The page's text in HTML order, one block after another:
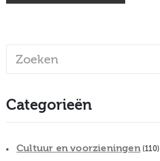
Categorieën
Cultuur en voorzieningen(110)